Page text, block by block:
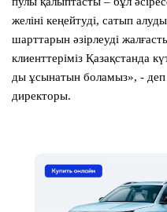
желіні кеңейтуді, сатып
шарттарын әзірлеуді
клиенттеріміз Қазақстанда
ды ұсынатын боламыз», - деп
директоры.